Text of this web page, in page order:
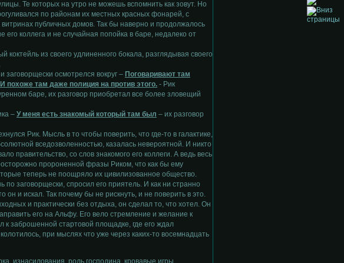
Те которых на утро не можешь вспомнить как зовут. Но
по районам их местных красных фонарей, с
публичных домов. Так бы наверно и продолжалось
его коллега и не случайная попойка в баре, недалеко от
коктейль из своего удлиненного бокала, разглядывая своего
заговорщески осмотрелся вокруг – Поговаривают там
похоже там даже полиция на против этого.- Рик
баре, их разговор приобретал все более зловещий
– У меня есть знакомый который там был – их разговор
Рик. Мысль в то чтобы поверить, что где-то в галактике,
вседозволенностью, казалась невероятной. И никто
правительство, со слов знакомого его коллеги. А ведь весь
пророненной фразы Риком, что как бы ему
теперь не поощряло их цивилизованное общество.
по заговорщески, спросил его приятель. И как ни странно
и искал. Так почему бы не рискнуть, и не поверить в это.
и практически без отдыха, он сделал то, что хотел. Он
его на Альфу. Его вело стремление и желание к
к заброшенной стартовой площадке, где его ждал
при мыслях что уже через каких-то восемнадцать
изнасилования, роль господина, кровавые игры.